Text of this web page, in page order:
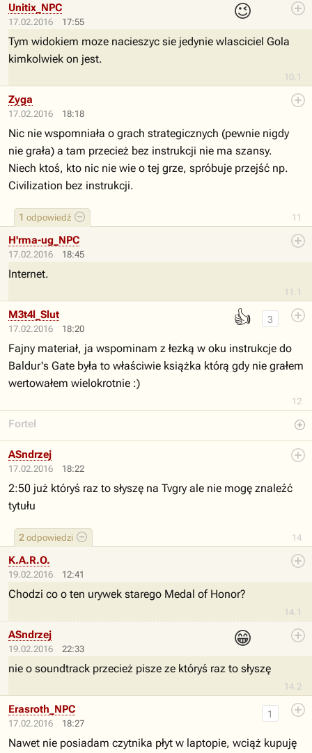
17.02.2016 17:55
😉
10.1
Unitix_NPC
Tym widokiem moze nacieszyc sie jedynie wlasciciel Gola
kimkolwiek on jest.
17.02.2016 18:18
11
1 odpowiedź
Zyga
Nic nie wspomniała o grach strategicznych (pewnie nigdy
nie grała) a tam przecież bez instrukcji nie ma szansy.
Niech ktoś, kto nic nie wie o tej grze, spróbuje przejść np.
Civilization bez instrukcji.
17.02.2016 18:45
11.1
H'rma-ug_NPC
Internet.
17.02.2016 18:20
👍
12
3
M3t4l_Slut
Fajny materiał, ja wspominam z łezką w oku instrukcje do
Baldur's Gate była to właściwie książka którą gdy nie grałem
wertowałem wielokrotnie :)
Fortel
17.02.2016 18:22
14
2 odpowiedzi
ASndrzej
2:50 już któryś raz to słyszę na Tvgry ale nie mogę znaleźć
tytułu
19.02.2016 12:41
14.1
K.A.R.O.
Chodzi co o ten urywek starego Medal of Honor?
19.02.2016 22:33
😁
14.2
ASndrzej
nie o soundtrack przecież pisze ze któryś raz to słyszę
17.02.2016 18:27
1
Erasroth_NPC
Nawet nie posiadam czytnika płyt w laptopie, wciąż kupuję